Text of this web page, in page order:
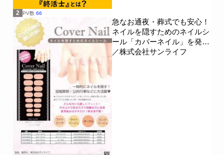
2 PV数 66
急なお通夜・葬式でも安心！
ネイルを隠すためのネイルシ
ール「カバーネイル」を発売
／株式会社サンライフ